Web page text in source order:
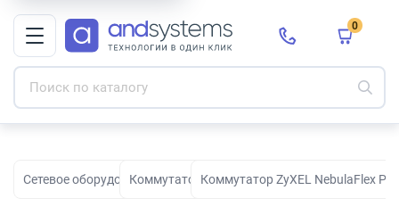
0
Сетевое оборудованиеКоммутаторыКоммутатор ZyXEL NebulaFlex